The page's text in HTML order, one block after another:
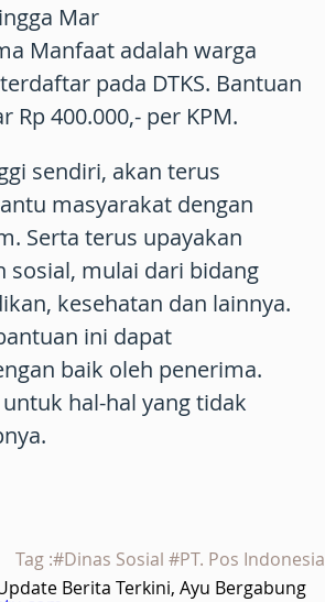
Mar
Manfaat adalah warga
pada DTKS. Bantuan
Rp 400.000,- per KPM.
sendiri, akan terus
masyarakat dengan
Serta terus upayakan
sosial, mulai dari bidang
kesehatan dan lainnya.
ini dapat
baik oleh penerima.
hal-hal yang tidak
Tag :#Dinas Sosial #PT. Pos Indonesia
Berita Terkini, Ayu Bergabung